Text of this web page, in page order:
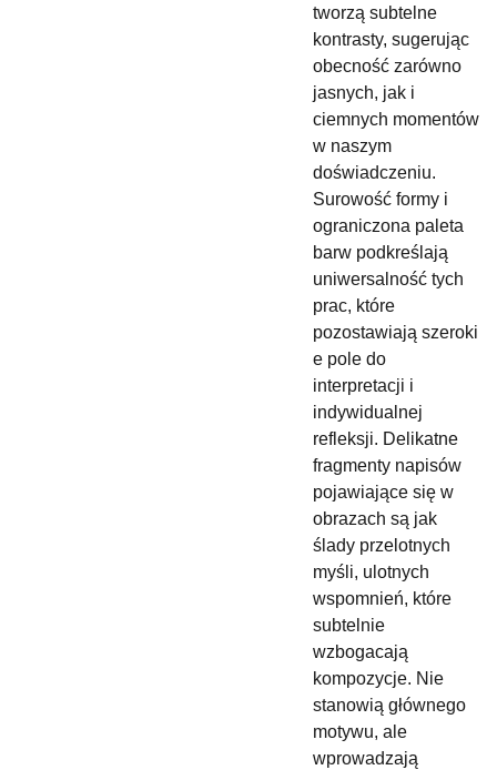
tworzą subtelne
kontrasty, sugerując
obecność zarówno
jasnych, jak i
ciemnych momentów
w naszym
doświadczeniu.
Surowość formy i
ograniczona paleta
barw podkreślają
uniwersalność tych
prac, które
pozostawiają szeroki
e pole do
interpretacji i
indywidualnej
refleksji. Delikatne
fragmenty napisów
pojawiające się w
obrazach są jak
ślady przelotnych
myśli, ulotnych
wspomnień, które
subtelnie
wzbogacają
kompozycje. Nie
stanowią głównego
motywu, ale
wprowadzają